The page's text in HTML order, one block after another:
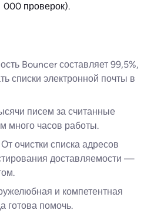
000 проверок).
Bouncer составляет 99,5%,
списки электронной почты в
писем за считанные
много часов работы.
От очистки списка адресов
доставляемости —
и компетентная
готова помочь.